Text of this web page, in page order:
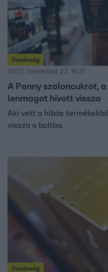
Gazdaság
2023. november 22. 16:31
A Penny szaloncukrot,
lenmagot hívott vissza
Aki vett a hibás
vissza a boltba.
Gazdaság